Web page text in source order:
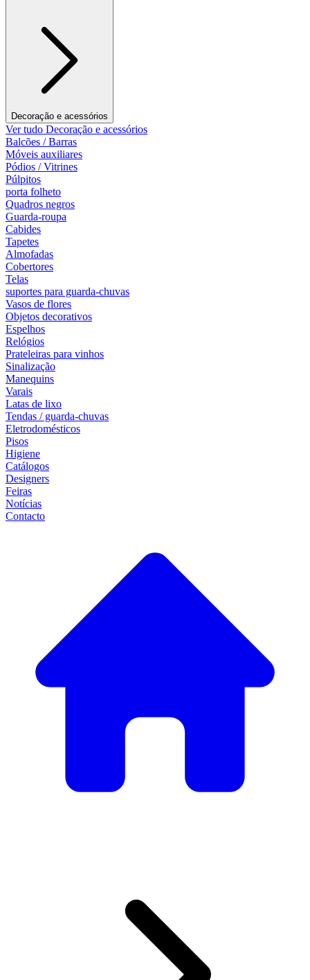
Decoração e acessórios
Ver tudo Decoração e acessórios
Balcões / Barras
Móveis auxiliares
Pódios / Vitrines
Púlpitos
porta folheto
Quadros negros
Guarda-roupa
Cabides
Tapetes
Almofadas
Cobertores
Telas
suportes para guarda-chuvas
Vasos de flores
Objetos decorativos
Espelhos
Relógios
Prateleiras para vinhos
Sinalização
Manequins
Varais
Latas de lixo
Tendas / guarda-chuvas
Eletrodomésticos
Pisos
Higiene
Catálogos
Designers
Feiras
Notícias
Contacto